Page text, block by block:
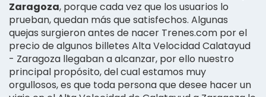
Zaragoza, porque cada vez que los usuarios lo
prueban, quedan más que satisfechos. Algunas
quejas surgieron antes de nacer Trenes.com por el
precio de algunos billetes Alta Velocidad Calatayud
- Zaragoza llegaban a alcanzar, por ello nuestro
principal propósito, del cual estamos muy
orgullosos, es que toda persona que desee hacer un